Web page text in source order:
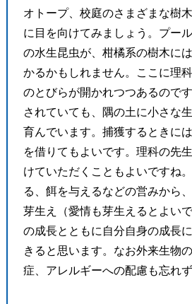
オトープ、校庭のさまざまな樹
に目を向けてみましょう。プー
の水生昆虫が、柑橘系の樹木に
かるかもしれません。ここに理
のとびらが開かれつつあるので
されていても、隅の土に小さな
育んでいます。捕獲するときに
を借りてもよいです。理科の先
けていただくこともよいですね
る、餌を与えるなどの営みから
芽生え（愛情も芽生えるとよい
の成長とともに自分自身の成長
きると思います。なお外来生物
症、アレルギーへの配慮も忘れ